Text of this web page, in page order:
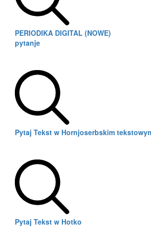
PERIODIKA DIGITAL (NOWE)
pytanje
Pytaj Tekst w Hornjoserbskim
Pytaj Tekst w Hotko